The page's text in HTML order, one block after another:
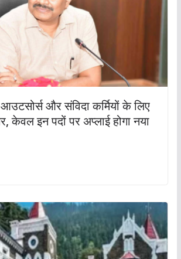
और संविदा कर्मियों के लिए
केवल इन पदों पर अप्‍लाई होगा नया